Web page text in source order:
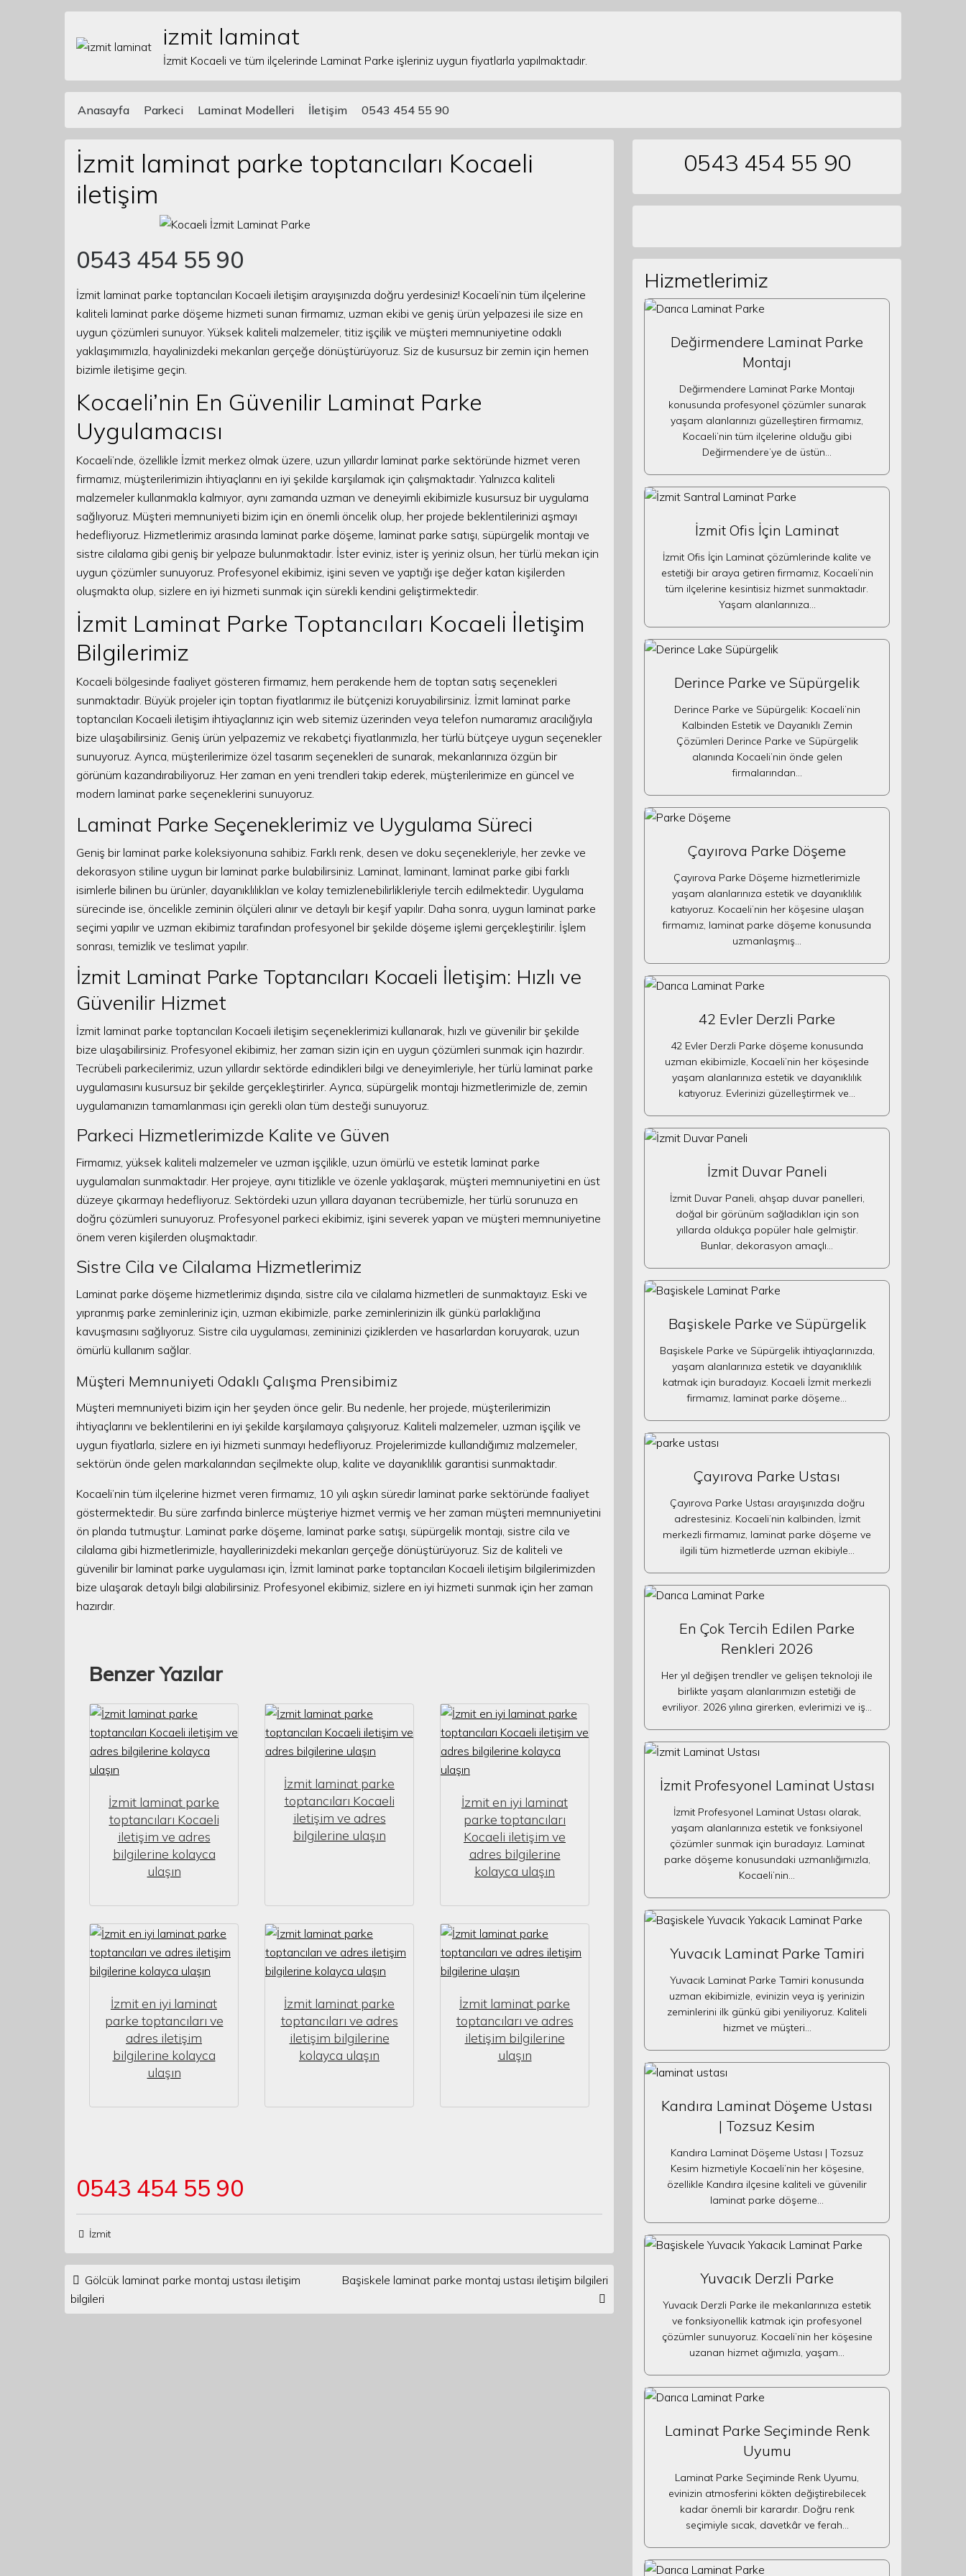
Skip to content izmit laminat
İzmit Kocaeli ve tüm ilçelerinde Laminat Parke işleriniz uygun fiyatlarla yapılmaktadır.
Main Navigation
Anasayfa Parkeci Laminat Modelleri İletişim 0543 454 55 90
İzmit laminat parke toptancıları Kocaeli
iletişim
0543 454 55 90
İzmit laminat parke toptancıları Kocaeli iletişim arayışınızda doğru yerdesiniz! Kocaeli’nin tüm ilçelerine
kaliteli laminat parke döşeme hizmeti sunan firmamız, uzman ekibi ve geniş ürün yelpazesi ile size en
uygun çözümleri sunuyor. Yüksek kaliteli malzemeler, titiz işçilik ve müşteri memnuniyetine odaklı
yaklaşımımızla, hayalinizdeki mekanları gerçeğe dönüştürüyoruz. Siz de kusursuz bir zemin için hemen
bizimle iletişime geçin.
Kocaeli’nin En Güvenilir Laminat Parke
Uygulamacısı
Kocaeli’nde, özellikle İzmit merkez olmak üzere, uzun yıllardır laminat parke sektöründe hizmet veren
firmamız, müşterilerimizin ihtiyaçlarını en iyi şekilde karşılamak için çalışmaktadır. Yalnızca kaliteli
malzemeler kullanmakla kalmıyor, aynı zamanda uzman ve deneyimli ekibimizle kusursuz bir uygulama
sağlıyoruz. Müşteri memnuniyeti bizim için en önemli öncelik olup, her projede beklentilerinizi aşmayı
hedefliyoruz. Hizmetlerimiz arasında laminat parke döşeme, laminat parke satışı, süpürgelik montajı ve
sistre cilalama gibi geniş bir yelpaze bulunmaktadır. İster eviniz, ister iş yeriniz olsun, her türlü mekan için
uygun çözümler sunuyoruz. Profesyonel ekibimiz, işini seven ve yaptığı işe değer katan kişilerden
oluşmakta olup, sizlere en iyi hizmeti sunmak için sürekli kendini geliştirmektedir.
İzmit Laminat Parke Toptancıları Kocaeli İletişim
Bilgilerimiz
Kocaeli bölgesinde faaliyet gösteren firmamız, hem perakende hem de toptan satış seçenekleri
sunmaktadır. Büyük projeler için toptan fiyatlarımız ile bütçenizi koruyabilirsiniz. İzmit laminat parke
toptancıları Kocaeli iletişim ihtiyaçlarınız için web sitemiz üzerinden veya telefon numaramız aracılığıyla
bize ulaşabilirsiniz. Geniş ürün yelpazemiz ve rekabetçi fiyatlarımızla, her türlü bütçeye uygun seçenekler
sunuyoruz. Ayrıca, müşterilerimize özel tasarım seçenekleri de sunarak, mekanlarınıza özgün bir
görünüm kazandırabiliyoruz. Her zaman en yeni trendleri takip ederek, müşterilerimize en güncel ve
modern laminat parke seçeneklerini sunuyoruz.
Laminat Parke Seçeneklerimiz ve Uygulama Süreci
Geniş bir laminat parke koleksiyonuna sahibiz. Farklı renk, desen ve doku seçenekleriyle, her zevke ve
dekorasyon stiline uygun bir laminat parke bulabilirsiniz. Laminat, laminant, laminat parke gibi farklı
isimlerle bilinen bu ürünler, dayanıklılıkları ve kolay temizlenebilirlikleriyle tercih edilmektedir. Uygulama
sürecinde ise, öncelikle zeminin ölçüleri alınır ve detaylı bir keşif yapılır. Daha sonra, uygun laminat parke
seçimi yapılır ve uzman ekibimiz tarafından profesyonel bir şekilde döşeme işlemi gerçekleştirilir. İşlem
sonrası, temizlik ve teslimat yapılır.
İzmit Laminat Parke Toptancıları Kocaeli İletişim: Hızlı ve
Güvenilir Hizmet
İzmit laminat parke toptancıları Kocaeli iletişim seçeneklerimizi kullanarak, hızlı ve güvenilir bir şekilde
bize ulaşabilirsiniz. Profesyonel ekibimiz, her zaman sizin için en uygun çözümleri sunmak için hazırdır.
Tecrübeli parkecilerimiz, uzun yıllardır sektörde edindikleri bilgi ve deneyimleriyle, her türlü laminat parke
uygulamasını kusursuz bir şekilde gerçekleştirirler. Ayrıca, süpürgelik montajı hizmetlerimizle de, zemin
uygulamanızın tamamlanması için gerekli olan tüm desteği sunuyoruz.
Parkeci Hizmetlerimizde Kalite ve Güven
Firmamız, yüksek kaliteli malzemeler ve uzman işçilikle, uzun ömürlü ve estetik laminat parke
uygulamaları sunmaktadır. Her projeye, aynı titizlikle ve özenle yaklaşarak, müşteri memnuniyetini en üst
düzeye çıkarmayı hedefliyoruz. Sektördeki uzun yıllara dayanan tecrübemizle, her türlü sorunuza en
doğru çözümleri sunuyoruz. Profesyonel parkeci ekibimiz, işini severek yapan ve müşteri memnuniyetine
önem veren kişilerden oluşmaktadır.
Sistre Cila ve Cilalama Hizmetlerimiz
Laminat parke döşeme hizmetlerimiz dışında, sistre cila ve cilalama hizmetleri de sunmaktayız. Eski ve
yıpranmış parke zeminleriniz için, uzman ekibimizle, parke zeminlerinizin ilk günkü parlaklığına
kavuşmasını sağlıyoruz. Sistre cila uygulaması, zemininizi çiziklerden ve hasarlardan koruyarak, uzun
ömürlü kullanım sağlar.
Müşteri Memnuniyeti Odaklı Çalışma Prensibimiz
Müşteri memnuniyeti bizim için her şeyden önce gelir. Bu nedenle, her projede, müşterilerimizin
ihtiyaçlarını ve beklentilerini en iyi şekilde karşılamaya çalışıyoruz. Kaliteli malzemeler, uzman işçilik ve
uygun fiyatlarla, sizlere en iyi hizmeti sunmayı hedefliyoruz. Projelerimizde kullandığımız malzemeler,
sektörün önde gelen markalarından seçilmekte olup, kalite ve dayanıklılık garantisi sunmaktadır.
Kocaeli’nin tüm ilçelerine hizmet veren firmamız, 10 yılı aşkın süredir laminat parke sektöründe faaliyet
göstermektedir. Bu süre zarfında binlerce müşteriye hizmet vermiş ve her zaman müşteri memnuniyetini
ön planda tutmuştur. Laminat parke döşeme, laminat parke satışı, süpürgelik montajı, sistre cila ve
cilalama gibi hizmetlerimizle, hayallerinizdeki mekanları gerçeğe dönüştürüyoruz. Siz de kaliteli ve
güvenilir bir laminat parke uygulaması için, İzmit laminat parke toptancıları Kocaeli iletişim bilgilerimizden
bize ulaşarak detaylı bilgi alabilirsiniz. Profesyonel ekibimiz, sizlere en iyi hizmeti sunmak için her zaman
hazırdır.
Benzer Yazılar
İzmit laminat parke
toptancıları Kocaeli
iletişim ve adres
bilgilerine kolayca
ulaşın
İzmit laminat parke
toptancıları Kocaeli
iletişim ve adres
bilgilerine ulaşın
İzmit en iyi laminat
parke toptancıları
Kocaeli iletişim ve
adres bilgilerine
kolayca ulaşın
İzmit en iyi laminat
parke toptancıları ve
adres iletişim
bilgilerine kolayca
ulaşın
İzmit laminat parke
toptancıları ve adres
iletişim bilgilerine
kolayca ulaşın
İzmit laminat parke
toptancıları ve adres
iletişim bilgilerine
ulaşın
0543 454 55 90
İzmit
Post navigation
Gölcük laminat parke montaj ustası iletişim
bilgileri
Başiskele laminat parke montaj ustası iletişim bilgileri
0543 454 55 90
Hizmetlerimiz
Değirmendere Laminat Parke
Montajı
Değirmendere Laminat Parke Montajı
konusunda profesyonel çözümler sunarak
yaşam alanlarınızı güzelleştiren firmamız,
Kocaeli’nin tüm ilçelerine olduğu gibi
Değirmendere’ye de üstün…
İzmit Ofis İçin Laminat
İzmit Ofis İçin Laminat çözümlerinde kalite ve
estetiği bir araya getiren firmamız, Kocaeli’nin
tüm ilçelerine kesintisiz hizmet sunmaktadır.
Yaşam alanlarınıza…
Derince Parke ve Süpürgelik
Derince Parke ve Süpürgelik: Kocaeli’nin
Kalbinden Estetik ve Dayanıklı Zemin
Çözümleri Derince Parke ve Süpürgelik
alanında Kocaeli’nin önde gelen
firmalarından…
Çayırova Parke Döşeme
Çayırova Parke Döşeme hizmetlerimizle
yaşam alanlarınıza estetik ve dayanıklılık
katıyoruz. Kocaeli’nin her köşesine ulaşan
firmamız, laminat parke döşeme konusunda
uzmanlaşmış…
42 Evler Derzli Parke
42 Evler Derzli Parke döşeme konusunda
uzman ekibimizle, Kocaeli’nin her köşesinde
yaşam alanlarınıza estetik ve dayanıklılık
katıyoruz. Evlerinizi güzelleştirmek ve…
İzmit Duvar Paneli
İzmit Duvar Paneli, ahşap duvar panelleri,
doğal bir görünüm sağladıkları için son
yıllarda oldukça popüler hale gelmiştir.
Bunlar, dekorasyon amaçlı…
Başiskele Parke ve Süpürgelik
Başiskele Parke ve Süpürgelik ihtiyaçlarınızda,
yaşam alanlarınıza estetik ve dayanıklılık
katmak için buradayız. Kocaeli İzmit merkezli
firmamız, laminat parke döşeme…
Çayırova Parke Ustası
Çayırova Parke Ustası arayışınızda doğru
adrestesiniz. Kocaeli’nin kalbinden, İzmit
merkezli firmamız, laminat parke döşeme ve
ilgili tüm hizmetlerde uzman ekibiyle…
En Çok Tercih Edilen Parke
Renkleri 2026
Her yıl değişen trendler ve gelişen teknoloji ile
birlikte yaşam alanlarımızın estetiği de
evriliyor. 2026 yılına girerken, evlerimizi ve iş…
İzmit Profesyonel Laminat Ustası
İzmit Profesyonel Laminat Ustası olarak,
yaşam alanlarınıza estetik ve fonksiyonel
çözümler sunmak için buradayız. Laminat
parke döşeme konusundaki uzmanlığımızla,
Kocaeli’nin…
Yuvacık Laminat Parke Tamiri
Yuvacık Laminat Parke Tamiri konusunda
uzman ekibimizle, evinizin veya iş yerinizin
zeminlerini ilk günkü gibi yeniliyoruz. Kaliteli
hizmet ve müşteri…
Kandıra Laminat Döşeme Ustası
| Tozsuz Kesim
Kandıra Laminat Döşeme Ustası | Tozsuz
Kesim hizmetiyle Kocaeli’nin her köşesine,
özellikle Kandıra ilçesine kaliteli ve güvenilir
laminat parke döşeme…
Yuvacık Derzli Parke
Yuvacık Derzli Parke ile mekanlarınıza estetik
ve fonksiyonellik katmak için profesyonel
çözümler sunuyoruz. Kocaeli’nin her köşesine
uzanan hizmet ağımızla, yaşam…
Laminat Parke Seçiminde Renk
Uyumu
Laminat Parke Seçiminde Renk Uyumu,
evinizin atmosferini kökten değiştirebilecek
kadar önemli bir karardır. Doğru renk
seçimiyle sıcak, davetkâr ve ferah…